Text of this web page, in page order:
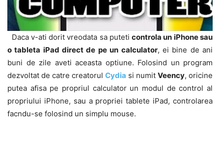
Daca v-ati dorit vreodata sa puteticontrola un iPhone sau
o tableta iPad direct de pe un calculator, ei bine de ani
buni de zile aveti aceasta optiune. Folosind un program
dezvoltat de catre creatorul Cydia si numit Veency, oricine
putea afisa pe propriul calculator un modul de control al
propriului iPhone, sau a propriei tablete iPad, controlarea
facndu-se folosind un simplu mouse.